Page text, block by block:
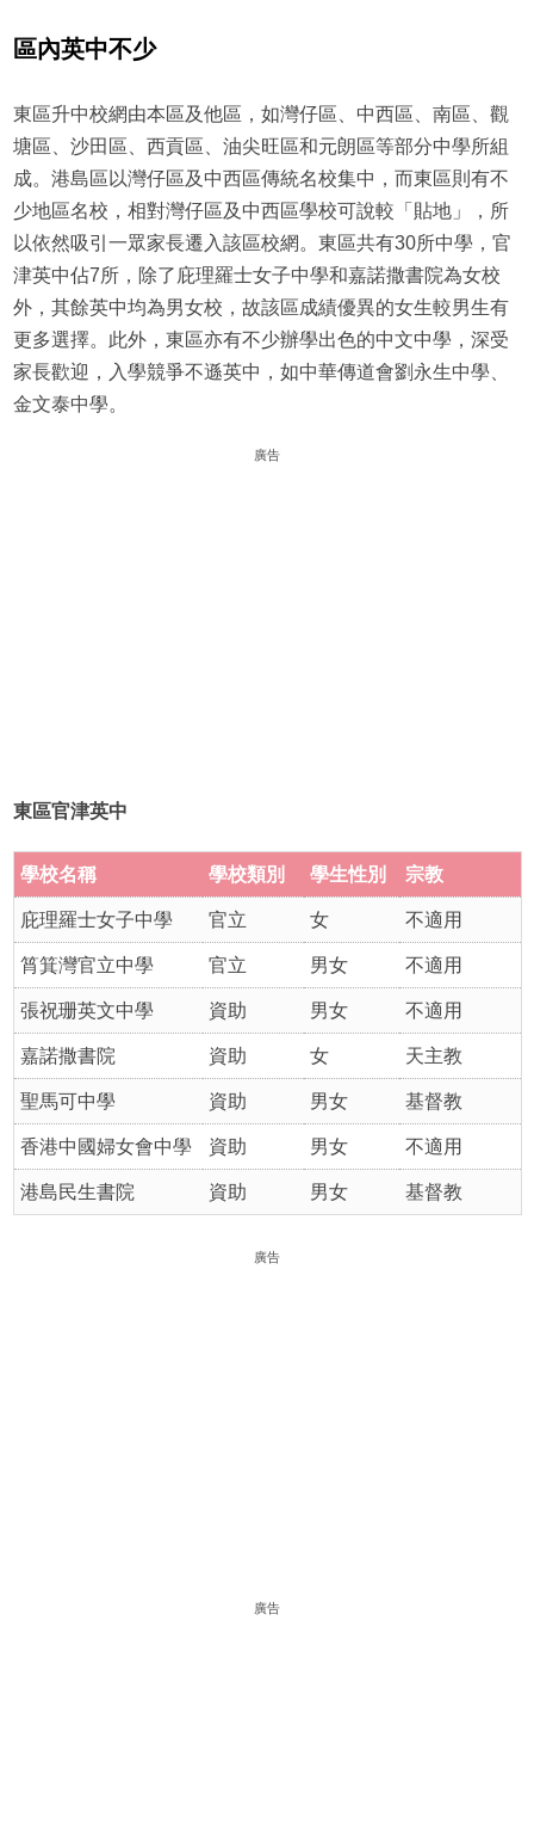
區內英中不少
東區升中校網由本區及他區，如灣仔區、中西區、南區、觀
塘區、沙田區、西貢區、油尖旺區和元朗區等部分中學所組
成。港島區以灣仔區及中西區傳統名校集中，而東區則有不
少地區名校，相對灣仔區及中西區學校可說較「貼地」，所
以依然吸引一眾家長遷入該區校網。東區共有30所中學，官
津英中佔7所，除了庇理羅士女子中學和嘉諾撒書院為女校
外，其餘英中均為男女校，故該區成績優異的女生較男生有
更多選擇。此外，東區亦有不少辦學出色的中文中學，深受
家長歡迎，入學競爭不遜英中，如中華傳道會劉永生中學、
金文泰中學。
廣告
東區官津英中
學校名稱 學校類別 學生性別 宗教
庇理羅士女子中學 官立 女 不適用
筲箕灣官立中學 官立 男女 不適用
張祝珊英文中學 資助 男女 不適用
嘉諾撒書院 資助 女 天主教
聖馬可中學 資助 男女 基督教
香港中國婦女會中學 資助 男女 不適用
港島民生書院 資助 男女 基督教
廣告
廣告